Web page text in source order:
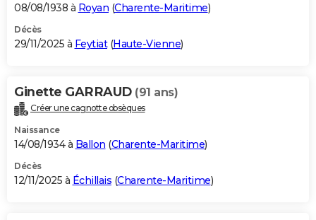
08/08/1938 à Royan (Charente-Maritime)
Décès
29/11/2025 à Feytiat(Haute-Vienne)
Ginette GARRAUD (91 ans)
Créer une cagnotte obsèques
Naissance
14/08/1934 à Ballon (Charente-Maritime)
Décès
12/11/2025 à Échillais (Charente-Maritime)